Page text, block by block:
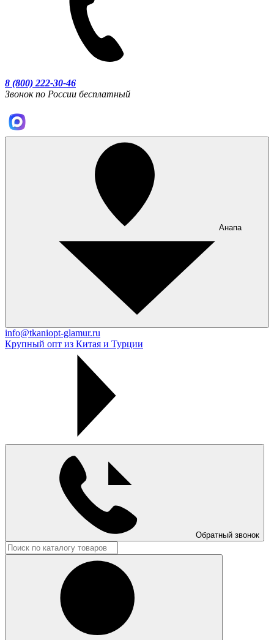
8 (800) 222-30-46
Звонок по России бесплатный
Анапа
info@tkaniopt-glamur.ru
Крупный опт из Китая и Турции
Обратный звонок